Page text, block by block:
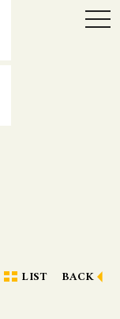
LIST BACK